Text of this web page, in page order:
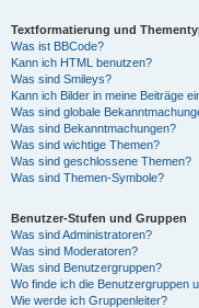
Textformatierung und
Was ist BBCode?
Kann ich HTML benutzen?
Was sind Smileys?
Kann ich Bilder in meine Beiträge
Was sind globale
Was sind Bekanntmachungen?
Was sind wichtige Themen?
Was sind geschlossene Themen?
Was sind Themen-Symbole?
Benutzer-Stufen und Gruppen
Was sind Administratoren?
Was sind Moderatoren?
Was sind Benutzergruppen?
Wo finde ich die Benutzergruppen
Wie werde ich Gruppenleiter?